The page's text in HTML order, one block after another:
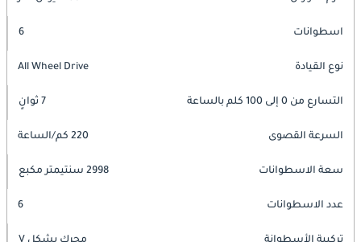
اسطوانات 6
نوع القيادة All Wheel Drive
التسارع من 0 إلى 100 كلم بالساعة 7 ثوانٍ
السرعة القصوى 220 كم/الساعة
سعة الاسطوانات 2998 سنتيمتر مكبع
عدد الاسطوانات 6